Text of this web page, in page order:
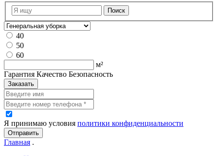
40
50
60
м²
Гарантия Качество Безопасность
Заказать
Я принимаю условия политики конфиденциальности
Отправить
Главная .